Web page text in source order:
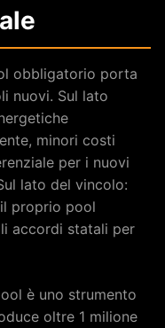
obbligatorio porta
nuovi. Sul lato
minori costi
per i nuovi
lato del vincolo:
proprio pool
accordi statali per
è uno strumento
oltre 1 milione